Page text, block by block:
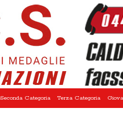
Seconda Categoria Terza Categoria